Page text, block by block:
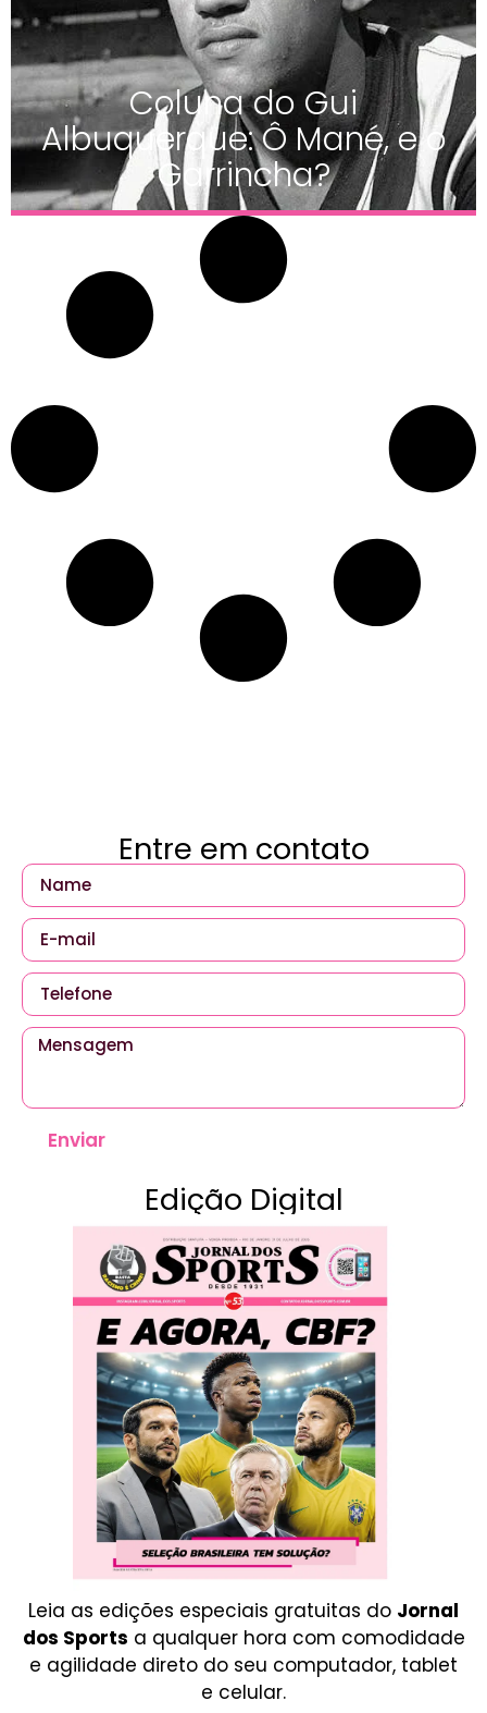
Coluna do Gui
Albuquerque: Ô Mané, e o
Garrincha?
Entre em contato
Enviar
Edição Digital
Leia as edições especiais gratuitas do Jornal
dos Sports a qualquer hora com comodidade
e agilidade direto do seu computador, tablet
e celular.